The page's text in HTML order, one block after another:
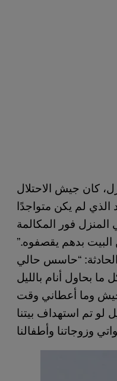
كان جيش الاحتلال
الذي لم يكن متواجدًا
فور المكالمة
بدهم يقصفوه.”
“حاسس حالي
ما بحاول أنام بالليل
وما أعطاني وقت
لو تم استهداف بيتنا